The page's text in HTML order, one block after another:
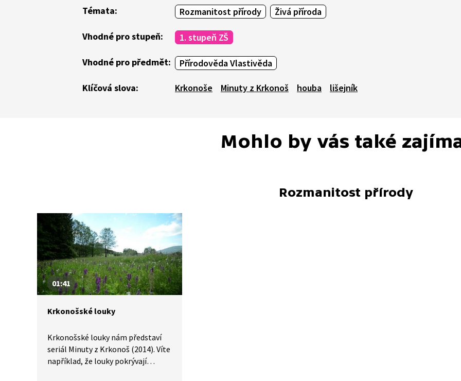
Témata: Rozmanitost přírody Živá příroda
Vhodné pro stupeň: 1. stupeň ZŠ
Vhodné pro předmět: Přírodověda Vlastivěda
Klíčová slova: Krkonoše Minuty z Krkonoš houba lišejník
Mohlo by vás také
Rozmanitost přírody
01:41
Krkonošské louky
Krkonošské louky nám představí
seriál Minuty z Krkonoš (2014). Víte
například, že louky pokrývají